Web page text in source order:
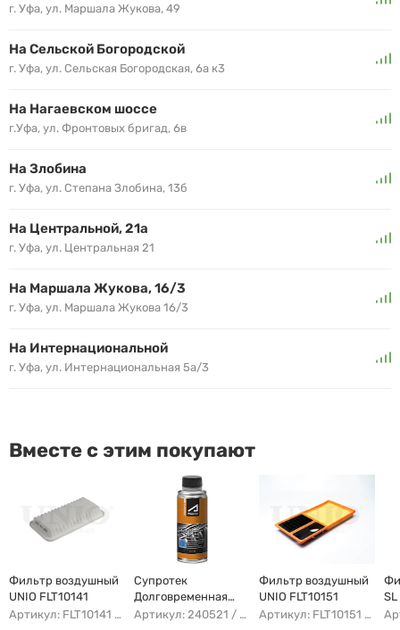
г. Уфа, ул. Маршала Жукова, 49
На Сельской Богородской
г. Уфа, ул. Сельская Богородская, 6а к3
На Нагаевском шоссе
г.Уфа, ул. Фронтовых бригад, 6в
На Злобина
г. Уфа, ул. Степана Злобина, 13б
На Центральной, 21а
г. Уфа, ул. Центральная 21
На Маршала Жукова, 16/3
г. Уфа, ул. Маршала Жукова 16/3
На Интернациональной
г. Уфа, ул. Интернациональная 5а/3
Вместе с этим покупают
Фильтр воздушный
UNIO FLT10141
Артикул: FLT10141 AFAD087 AG302ECO AP142/3
Супротек
Долговременная
Промывка
Артикул: 240521 / 122929
Фильтр воздушный
UNIO FLT10151
Артикул: FLT10151 AFAU107 AP183/3 AG328